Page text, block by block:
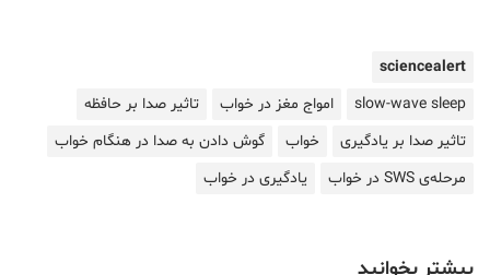
sciencealert
slow-wave sleep
امواج مغز در خواب
تاثیر صدا بر حافظه
تاثیر صدا بر یادگیری
خواب
گوش دادن به صدا در هنگام خواب
مرحله‌ی SWS در خواب
یادگیری در خواب
بیشتر بخوانید